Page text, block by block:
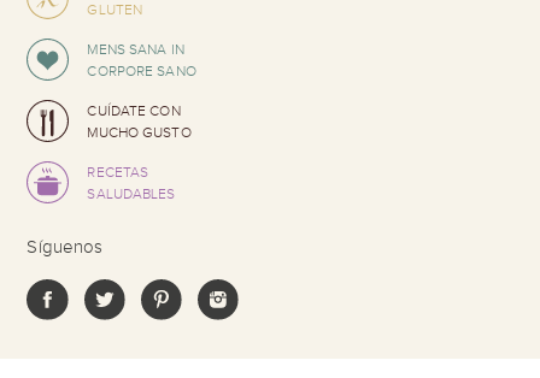
GLUTEN
MENS SANA IN
CORPORE SANO
CUÍDATE CON
MUCHO GUSTO
RECETAS
SALUDABLES
Síguenos